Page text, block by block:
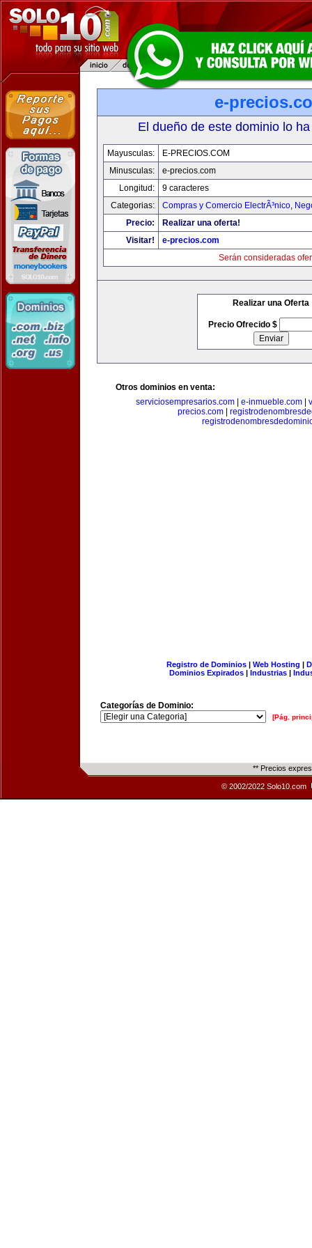
e-
El dueño de este dominio lo
Mayusculas:
E-PRECIOS.COM
Minusculas:
e-precios.com
Longitud:
9 caracteres
Categorias:
Compras y Comercio ElectrÃ³nico,
Precio:
Realizar una oferta!
Visitar!
e-precios.com
Serán consideradas
Realizar una Oferta
Precio Ofrecido $
Otros dominios en venta:
serviciosempresarios.com| e-inmueble.com|
precios.com
Registro de Dominios| Web Hosting |
Dominios Expirados | Industrias |
Categorías de Dominio:
[Pág.
** Precios
© 2002/2022 Solo10.com